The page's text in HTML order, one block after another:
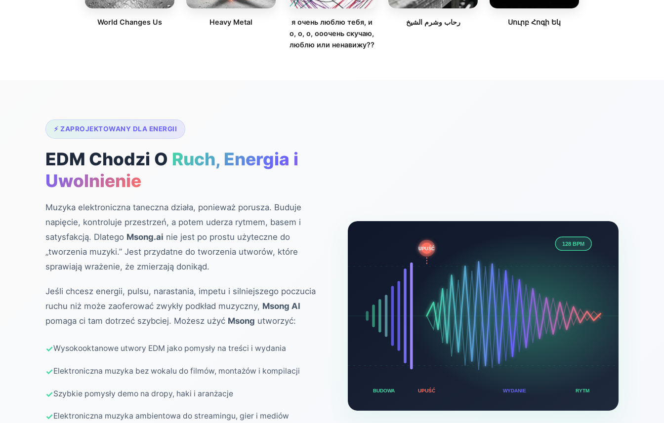
World Changes Us Heavy Metal
я очень люблю тебя, и
о, о, о, ооочень скучаю,
люблю или ненавижу??
رحاب وشرم الشيخ Սուրբ Հոգի Եկ
⚡ ZAPROJEKTOWANY DLA ENERGII
EDM Chodzi O Ruch, Energia i
Uwolnienie
Muzyka elektroniczna taneczna działa, ponieważ porusza. Buduje
napięcie, kontroluje przestrzeń, a potem uderza rytmem, basem i
satysfakcją. Dlatego Msong.ai nie jest po prostu użyteczne do
„tworzenia muzyki.” Jest przydatne do tworzenia utworów, które
sprawiają wrażenie, że zmierzają donikąd.
Jeśli chcesz energii, pulsu, narastania, impetu i silniejszego poczucia
ruchu niż może zaoferować zwykły podkład muzyczny, Msong AI
pomaga ci tam dotrzeć szybciej. Możesz użyć Msong utworzyć:
Wysokooktanowe utwory EDM jako pomysły na treści i wydania
Elektroniczna muzyka bez wokalu do filmów, montażów i kompilacji
Szybkie pomysły demo na dropy, haki i aranżacje
Elektroniczna muzyka ambientowa do streamingu, gier i mediów
UPUŚĆ
BUDOWA UPUŚĆ WYDANIE RYTM
128 BPM